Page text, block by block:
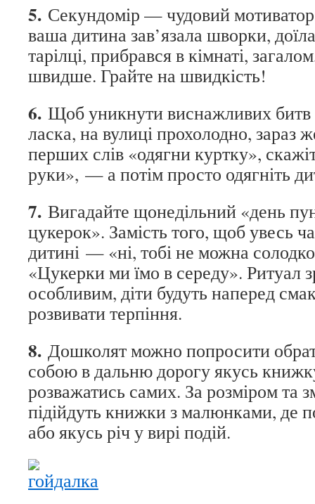
5. Секундомір — чудовий
ваша дитина зав’язала шворки,
тарілці, прибрався в кімнаті,
швидше. Грайте на швидкість!
6. Щоб уникнути виснажливих битв
ласка, на вулиці прохолодно, зараз
перших слів «одягни куртку»,
руки», — а потім просто одягніть
7. Вигадайте щонедільний «день
цукерок». Замість того, щоб увесь
дитині — «ні, тобі не можна
«Цукерки ми їмо в середу». Ритуал
особливим, діти будуть наперед
розвивати терпіння.
8. Дошколят можно попросити
собою в дальню дорогу якусь
розважатись самих. За розміром та
підійдуть книжки з малюнками, де
або якусь річ у вирі подій.